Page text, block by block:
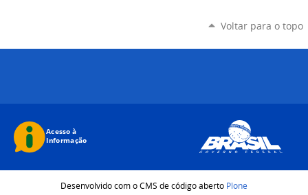
Voltar para o topo
Desenvolvido com o CMS de código aberto Plone